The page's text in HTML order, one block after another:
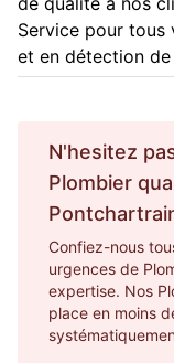
Service pour tous
et en détection
N'hesitez
Plombier
Confiez-nous
urgences de
expertise. Nos
place en moins